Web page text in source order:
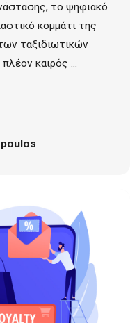
το ψηφιακό
κομμάτι της
ταξιδιωτικών
καιρός ...